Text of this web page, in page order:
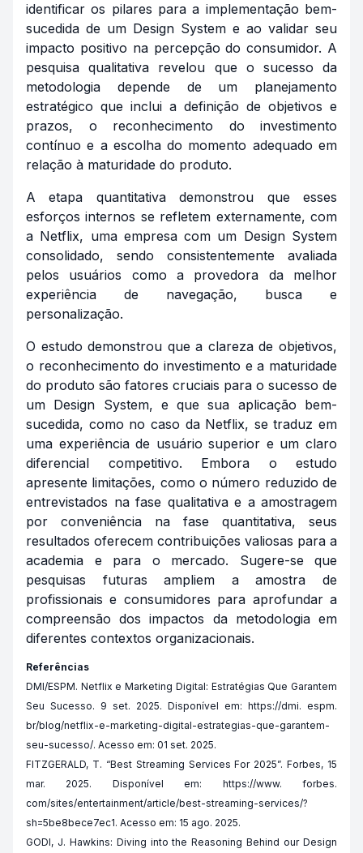
identificar os pilares para a implementação bem-
sucedida de um Design System e ao validar seu
impacto positivo na percepção do consumidor. A
pesquisa qualitativa revelou que o sucesso da
metodologia depende de um planejamento
estratégico que inclui a definição de objetivos e
prazos, o reconhecimento do investimento
contínuo e a escolha do momento adequado em
relação à maturidade do produto.
A etapa quantitativa demonstrou que esses
esforços internos se refletem externamente, com
a Netflix, uma empresa com um Design System
consolidado, sendo consistentemente avaliada
pelos usuários como a provedora da melhor
experiência de navegação, busca e
personalização.
O estudo demonstrou que a clareza de objetivos,
o reconhecimento do investimento e a maturidade
do produto são fatores cruciais para o sucesso de
um Design System, e que sua aplicação bem-
sucedida, como no caso da Netflix, se traduz em
uma experiência de usuário superior e um claro
diferencial competitivo. Embora o estudo
apresente limitações, como o número reduzido de
entrevistados na fase qualitativa e a amostragem
por conveniência na fase quantitativa, seus
resultados oferecem contribuições valiosas para a
academia e para o mercado. Sugere-se que
pesquisas futuras ampliem a amostra de
profissionais e consumidores para aprofundar a
compreensão dos impactos da metodologia em
diferentes contextos organizacionais.
Referências
DMI/ESPM. Netflix e Marketing Digital: Estratégias Que Garantem
Seu Sucesso. 9 set. 2025. Disponível em: https://dmi. espm.
br/blog/netflix-e-marketing-digital-estrategias-que-garantem-
seu-sucesso/. Acesso em: 01 set. 2025.
FITZGERALD, T. “Best Streaming Services For 2025”. Forbes, 15
mar. 2025. Disponível em: https://www. forbes.
com/sites/entertainment/article/best-streaming-services/?
sh=5be8bece7ec1. Acesso em: 15 ago. 2025.
GODI, J. Hawkins: Diving into the Reasoning Behind our Design